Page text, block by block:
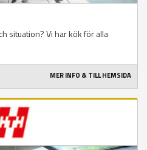
situation? Vi har kök för alla
MER INFO & TILL HEMSIDA